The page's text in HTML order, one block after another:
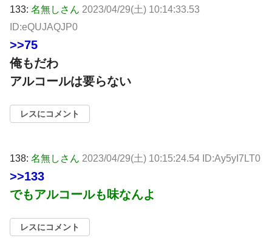
133: 名無しさん 2023/04/29(土) 10:14:33.53
ID:eQUJAQJP0
>>75
俺もだわ
アルコールは要らない
レスにコメント
138: 名無しさん 2023/04/29(土) 10:15:24.54 ID:Ay5yI7LT0
>>133
でもアルコールも味なんよ
レスにコメント